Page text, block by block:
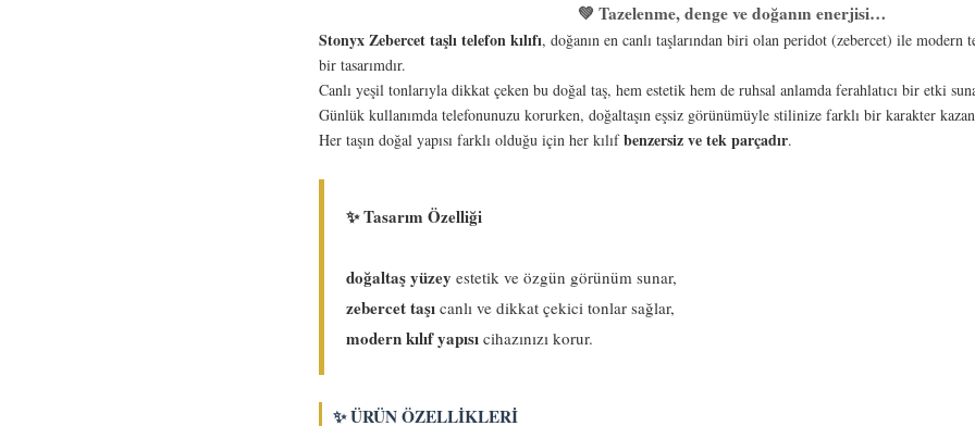
💚 Tazelenme, denge ve doğanın enerjisi…
Stonyx Zebercet taşlı telefon kılıfı, doğanın en canlı taşlarından biri olan peridot (zebercet) ile
bir tasarımdır.
Canlı yeşil tonlarıyla dikkat çeken bu doğal taş, hem estetik hem de ruhsal anlamda ferahlatıcı bir etki
Günlük kullanımda telefonunuzu korurken, doğaltaşın eşsiz görünümüyle stilinize farklı bir karakter
Her taşın doğal yapısı farklı olduğu için her kılıfbenzersiz ve tek parçadır.
✨ Tasarım Özelliği
doğaltaş yüzey estetik ve özgün görünüm sunar,
zebercet taşı canlı ve dikkat çekici tonlar sağlar,
modern kılıf yapısı cihazınızı korur.
✨ ÜRÜN ÖZELLIKLERI